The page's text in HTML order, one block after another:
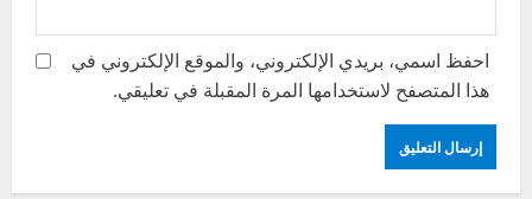
احفظ اسمي، بريدي الإلكتروني، والموقع الإلكتروني في
هذا المتصفح لاستخدامها المرة المقبلة في تعليقي.